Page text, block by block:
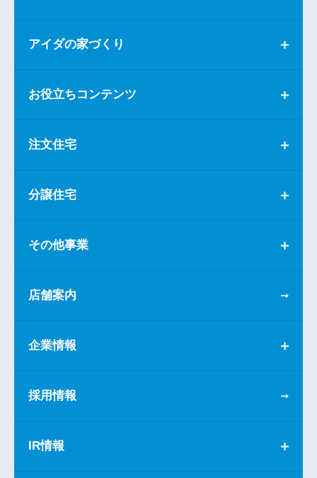
アイダの家づくり
お役立ちコンテンツ
注文住宅
分譲住宅
その他事業
店舗案内
企業情報
採用情報
IR情報